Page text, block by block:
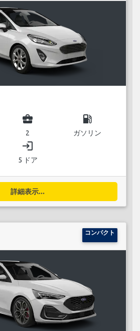
business_center
2
local_gas_station
ガソリン
login
5 ドア
詳細表示...
コンパクト